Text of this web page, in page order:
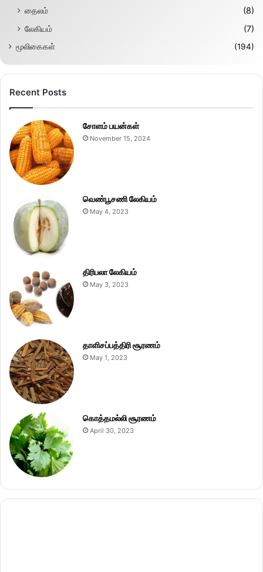
தைலம்
(8)
லேகியம்
(7)
மூலிகைகள் (194)
Recent Posts
சோளம் பயன்கள்
November 15, 2024
வெண்பூசணி லேகியம்
May 4, 2023
திரிபலா லேகியம்
May 3, 2023
தாளிசப்பத்திரி சூரணம்
May 1, 2023
கொத்தமல்லி சூரணம்
April 30, 2023